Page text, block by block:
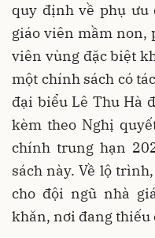
quy định về phụ ưu
giáo viên mầm non,
viên vùng đặc biệt
một chính sách có
đại biểu Lê Thu Hà
kèm theo Nghị
chính trung hạn
sách này. Về lộ
cho đội ngũ nhà
khăn, nơi đang thiếu